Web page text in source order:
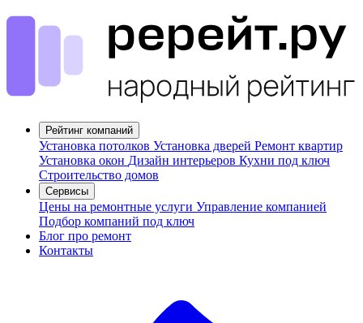
Рейтинг компаний
Установка потолков Установка дверей Ремонт квартир
Установка окон Дизайн интерьеров Кухни под ключ
Строительство домов
Сервисы
Цены на ремонтные услуги Управление компанией
Подбор компаний под ключ
Блог про ремонт
Контакты